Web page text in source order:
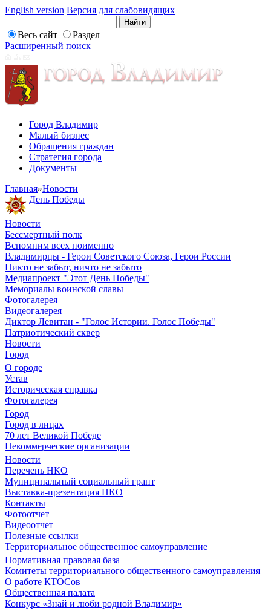
English version Версия для слабовидящих
Весь сайт
Раздел
Расширенный поиск
Город Владимир
Малый бизнес
Обращения граждан
Стратегия города
Документы
Главная»Новости
День Победы
Новости
Бессмертный полк
Вспомним всех поименно
Владимирцы - Герои Советского Союза, Герои России
Никто не забыт, ничто не забыто
Медиапроект "Этот День Победы"
Мемориалы воинской славы
Фотогалерея
Видеогалерея
Диктор Левитан - "Голос Истории. Голос Победы"
Патриотический сквер
Новости
Город
О городе
Устав
Историческая справка
Фотогалерея
Город
Город в лицах
70 лет Великой Победе
Некоммерческие организации
Новости
Перечень НКО
Муниципальный социальный грант
Выставка-презентация НКО
Контакты
Фотоотчет
Видеоотчет
Полезные ссылки
Территориальное общественное самоуправление
Нормативная правовая база
Комитеты территориального общественного самоуправления
О работе КТОСов
Общественная палата
Конкурс «Знай и люби родной Владимир»